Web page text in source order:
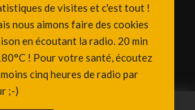
de visites et c'est tout !
nous aimons faire des cookies
en écoutant la radio. 20 min
! Pour votre santé, écoutez
cinq heures de radio par
;-)